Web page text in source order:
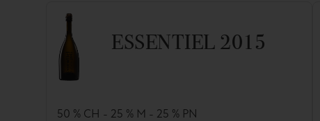
ESSENTIEL 2015
50 % CH - 25 % M - 25 % PN